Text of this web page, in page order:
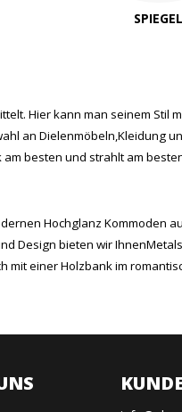
SPIEGEL
Hier kann man seinem Stil
an Dielenmöbeln,Kleidung
besten und strahlt am
Hochglanz Kommoden
Design bieten wir
einer Holzbank im